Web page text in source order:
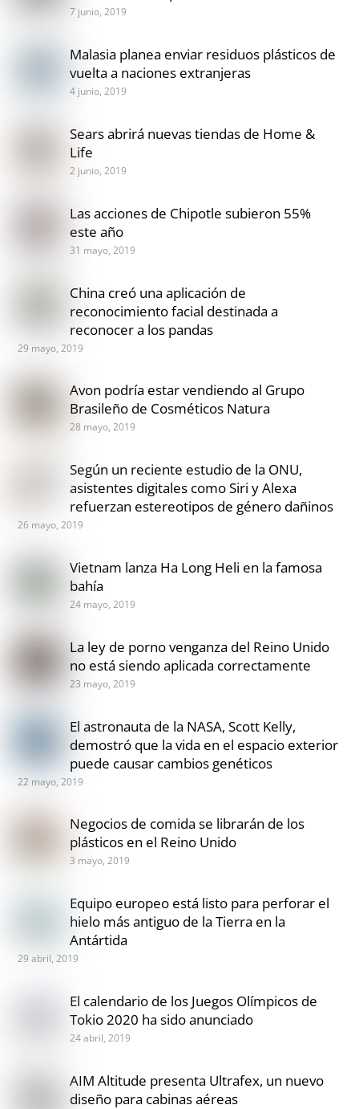
7 junio, 2019
Malasia planea enviar residuos plásticos de
vuelta a naciones extranjeras
4 junio, 2019
Sears abrirá nuevas tiendas de Home &
Life
2 junio, 2019
Las acciones de Chipotle subieron 55%
este año
31 mayo, 2019
China creó una aplicación de
reconocimiento facial destinada a
reconocer a los pandas
29 mayo, 2019
Avon podría estar vendiendo al Grupo
Brasileño de Cosméticos Natura
28 mayo, 2019
Según un reciente estudio de la ONU,
asistentes digitales como Siri y Alexa
refuerzan estereotipos de género dañinos
26 mayo, 2019
Vietnam lanza Ha Long Heli en la famosa
bahía
24 mayo, 2019
La ley de porno venganza del Reino Unido
no está siendo aplicada correctamente
23 mayo, 2019
El astronauta de la NASA, Scott Kelly,
demostró que la vida en el espacio exterior
puede causar cambios genéticos
22 mayo, 2019
Negocios de comida se librarán de los
plásticos en el Reino Unido
3 mayo, 2019
Equipo europeo está listo para perforar el
hielo más antiguo de la Tierra en la
Antártida
29 abril, 2019
El calendario de los Juegos Olímpicos de
Tokio 2020 ha sido anunciado
24 abril, 2019
AIM Altitude presenta Ultrafex, un nuevo
diseño para cabinas aéreas